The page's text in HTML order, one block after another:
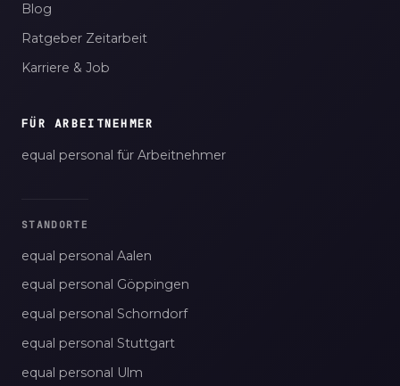
Blog
Ratgeber Zeitarbeit
Karriere & Job
FÜR ARBEITNEHMER
equal personal für Arbeitnehmer
STANDORTE
equal personal Aalen
equal personal Göppingen
equal personal Schorndorf
equal personal Stuttgart
equal personal Ulm